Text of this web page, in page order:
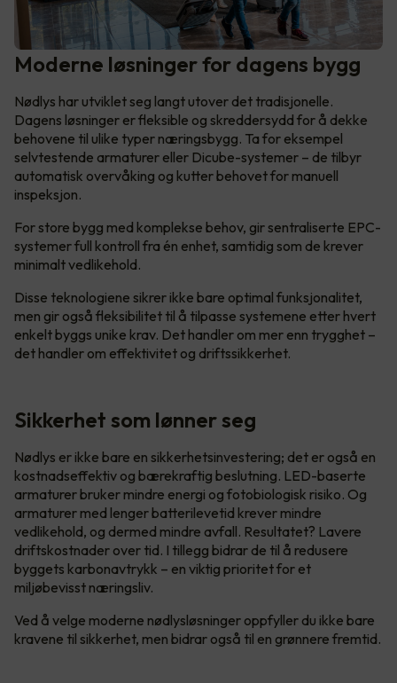
Moderne løsninger for dagens bygg
Nødlys har utviklet seg langt utover det tradisjonelle.
Dagens løsninger er fleksible og skreddersydd for å dekke
behovene til ulike typer næringsbygg. Ta for eksempel
selvtestende armaturer eller Dicube-systemer – de tilbyr
automatisk overvåking og kutter behovet for manuell
inspeksjon.
For store bygg med komplekse behov, gir sentraliserte EPC-
systemer full kontroll fra én enhet, samtidig som de krever
minimalt vedlikehold.
Disse teknologiene sikrer ikke bare optimal funksjonalitet,
men gir også fleksibilitet til å tilpasse systemene etter hvert
enkelt byggs unike krav. Det handler om mer enn trygghet –
det handler om effektivitet og driftssikkerhet.
Sikkerhet som lønner seg
Nødlys er ikke bare en sikkerhetsinvestering; det er også en
kostnadseffektiv og bærekraftig beslutning. LED-baserte
armaturer bruker mindre energi og fotobiologisk risiko. Og
armaturer med lenger batterilevetid krever mindre
vedlikehold, og dermed mindre avfall. Resultatet? Lavere
driftskostnader over tid. I tillegg bidrar de til å redusere
byggets karbonavtrykk – en viktig prioritet for et
miljøbevisst næringsliv.
Ved å velge moderne nødlysløsninger oppfyller du ikke bare
kravene til sikkerhet, men bidrar også til en grønnere fremtid.